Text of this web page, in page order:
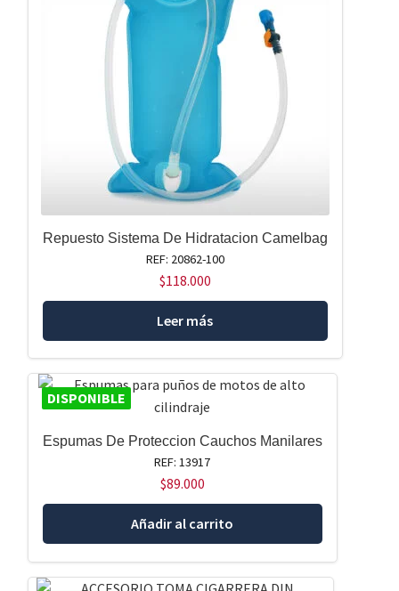
Repuesto Sistema De Hidratacion Camelbag
REF: 20862-100
$118.000
Leer más
DISPONIBLE
Espumas De Proteccion Cauchos Manilares
REF: 13917
$89.000
Añadir al carrito